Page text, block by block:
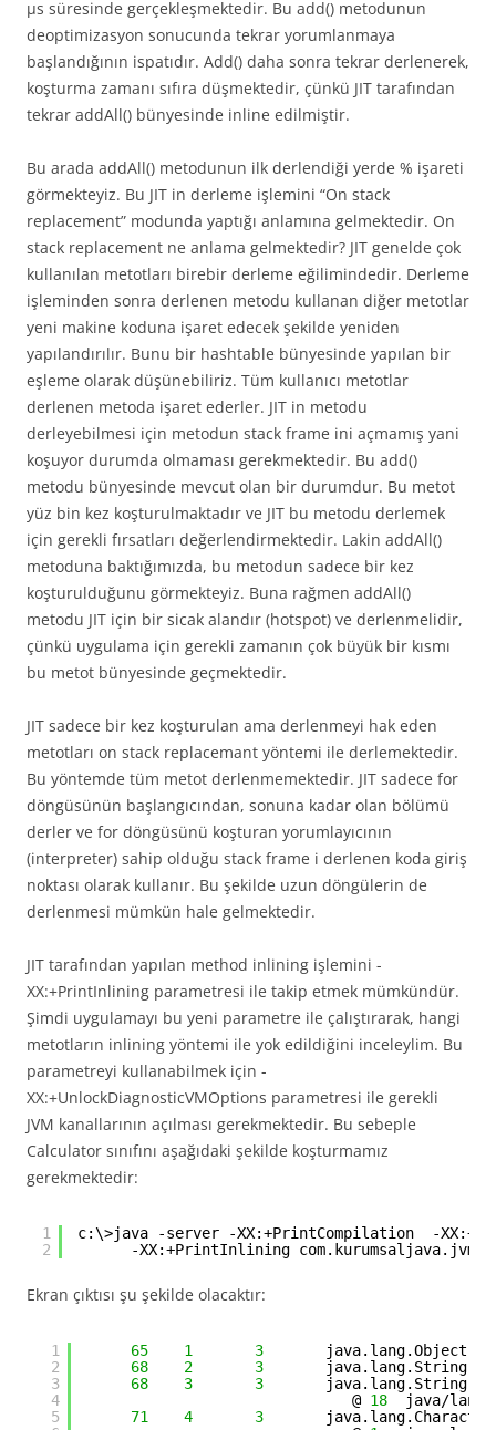
µs süresinde gerçekleşmektedir. Bu add() metodunun
deoptimizasyon sonucunda tekrar yorumlanmaya
başlandığının ispatıdır. Add() daha sonra tekrar derlenerek,
koşturma zamanı sıfıra düşmektedir, çünkü JIT tarafından
tekrar addAll() bünyesinde inline edilmiştir.
Bu arada addAll() metodunun ilk derlendiği yerde % işareti
görmekteyiz. Bu JIT in derleme işlemini “On stack
replacement” modunda yaptığı anlamına gelmektedir. On
stack replacement ne anlama gelmektedir? JIT genelde çok
kullanılan metotları birebir derleme eğilimindedir. Derleme
işleminden sonra derlenen metodu kullanan diğer metotlar
yeni makine koduna işaret edecek şekilde yeniden
yapılandırılır. Bunu bir hashtable bünyesinde yapılan bir
eşleme olarak düşünebiliriz. Tüm kullanıcı metotlar
derlenen metoda işaret ederler. JIT in metodu
derleyebilmesi için metodun stack frame ini açmamış yani
koşuyor durumda olmaması gerekmektedir. Bu add()
metodu bünyesinde mevcut olan bir durumdur. Bu metot
yüz bin kez koşturulmaktadır ve JIT bu metodu derlemek
için gerekli fırsatları değerlendirmektedir. Lakin addAll()
metoduna baktığımızda, bu metodun sadece bir kez
koşturulduğunu görmekteyiz. Buna rağmen addAll()
metodu JIT için bir sicak alandır (hotspot) ve derlenmelidir,
çünkü uygulama için gerekli zamanın çok büyük bir kısmı
bu metot bünyesinde geçmektedir.
JIT sadece bir kez koşturulan ama derlenmeyi hak eden
metotları on stack replacemant yöntemi ile derlemektedir.
Bu yöntemde tüm metot derlenmemektedir. JIT sadece for
döngüsünün başlangıcından, sonuna kadar olan bölümü
derler ve for döngüsünü koşturan yorumlayıcının
(interpreter) sahip olduğu stack frame i derlenen koda giriş
noktası olarak kullanır. Bu şekilde uzun döngülerin de
derlenmesi mümkün hale gelmektedir.
JIT tarafından yapılan method inlining işlemini -
XX:+PrintInlining parametresi ile takip etmek mümkündür.
Şimdi uygulamayı bu yeni parametre ile çalıştırarak, hangi
metotların inlining yöntemi ile yok edildiğini inceleylim. Bu
parametreyi kullanabilmek için -
XX:+UnlockDiagnosticVMOptions parametresi ile gerekli
JVM kanallarının açılması gerekmektedir. Bu sebeple
Calculator sınıfını aşağıdaki şekilde koşturmamız
gerekmektedir:
1
2
c:\>java -server -XX:+PrintCompilation  -
-XX:+PrintInlining
Ekran çıktısı şu şekilde olacaktır:
1
2
3
4
5
65 1 3
68
2 3
68
3 3
@ 18
java/lang/
71
4 3